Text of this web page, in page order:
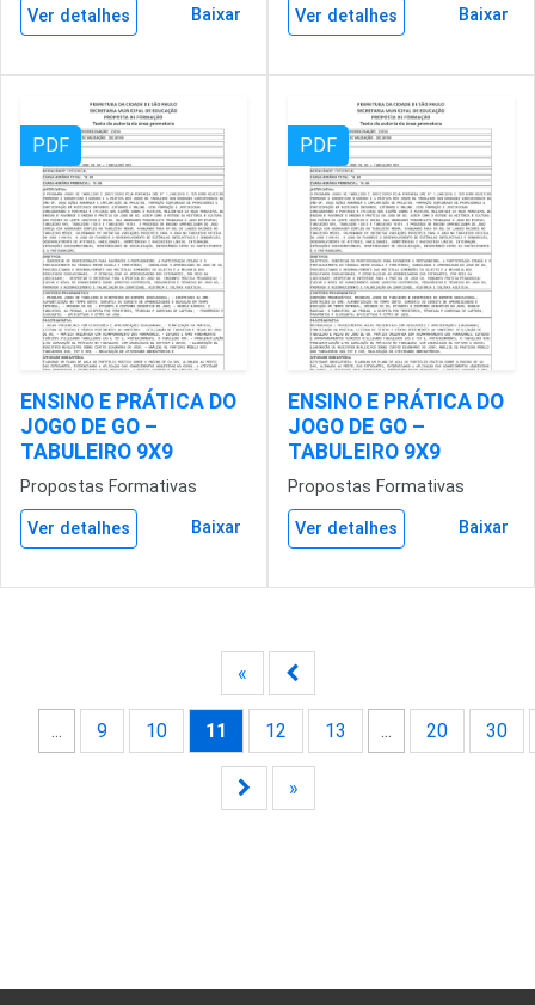
Ver detalhes Baixar Ver detalhes Baixar
PDF
ENSINO E PRÁTICA DO
JOGO DE GO –
TABULEIRO 9X9
Propostas Formativas
Ver detalhes Baixar
PDF
ENSINO E PRÁTICA DO
JOGO DE GO –
TABULEIRO 9X9
Propostas Formativas
Ver detalhes Baixar
«
... 9 10 11 12 13 ... 20 30
»